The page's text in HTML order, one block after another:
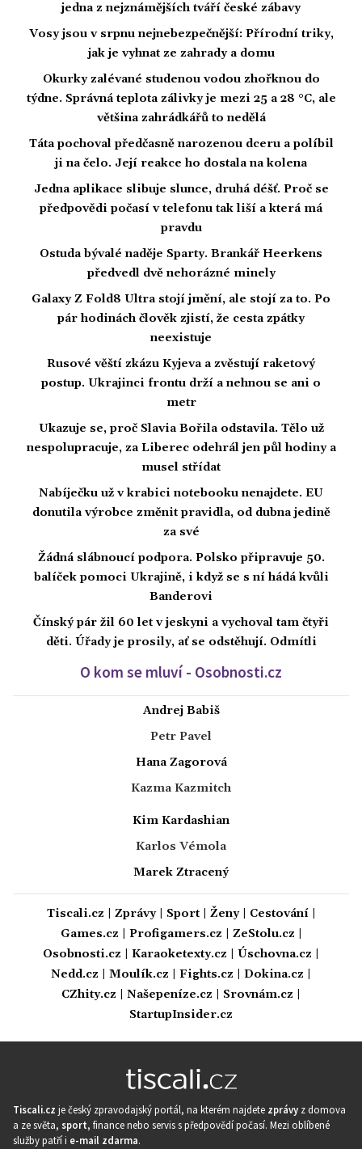
jedna z nejznámějších tváří české zábavy
Vosy jsou v srpnu nejnebezpečnější: Přírodní triky,
jak je vyhnat ze zahrady a domu
Okurky zalévané studenou vodou zhořknou do
týdne. Správná teplota zálivky je mezi 25 a 28 °C, ale
většina zahrádkářů to nedělá
Táta pochoval předčasně narozenou dceru a políbil
ji na čelo. Její reakce ho dostala na kolena
Jedna aplikace slibuje slunce, druhá déšť. Proč se
předpovědi počasí v telefonu tak liší a která má
pravdu
Ostuda bývalé naděje Sparty. Brankář Heerkens
předvedl dvě nehorázné minely
Galaxy Z Fold8 Ultra stojí jmění, ale stojí za to. Po
pár hodinách člověk zjistí, že cesta zpátky
neexistuje
Rusové věští zkázu Kyjeva a zvěstují raketový
postup. Ukrajinci frontu drží a nehnou se ani o
metr
Ukazuje se, proč Slavia Bořila odstavila. Tělo už
nespolupracuje, za Liberec odehrál jen půl hodiny a
musel střídat
Nabíječku už v krabici notebooku nenajdete. EU
donutila výrobce změnit pravidla, od dubna jedině
za své
Žádná slábnoucí podpora. Polsko připravuje 50.
balíček pomoci Ukrajině, i když se s ní hádá kvůli
Banderovi
Čínský pár žil 60 let v jeskyni a vychoval tam čtyři
děti. Úřady je prosily, ať se odstěhují. Odmítli
O kom se mluví - Osobnosti.cz
Andrej Babiš
Petr Pavel
Hana Zagorová
Kazma Kazmitch
Kim Kardashian
Karlos Vémola
Marek Ztracený
Tiscali.cz Zprávy| Sport| Ženy| Cestování|
Games.cz
Profigamers.cz ZeStolu.cz
Osobnosti.cz
Karaoketexty.cz Úschovna.cz
Nedd.cz
Moulík.cz Fights.cz Dokina.cz
CZhity.cz
Našepeníze.cz Srovnám.cz
StartupInsider.cz
Tiscali.cz je český zpravodajský portál, na kterém najdete zprávy z domova
a ze světa, sport, finance nebo servis s předpovědí počasí. Mezi oblíbené
služby patří i e-mail zdarma.